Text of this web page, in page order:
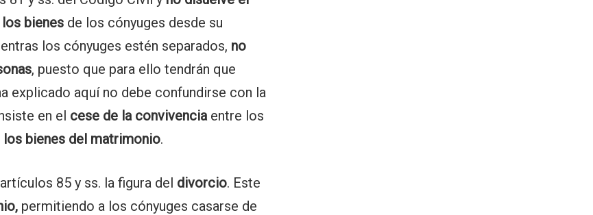
bienes de los cónyuges desde su
los cónyuges estén separados, no
, puesto que para ello tendrán que
explicado aquí no debe confundirse con la
en el cese de la convivenciaentre los
bienes del matrimonio.
85 y ss. la figura del divorcio. Este
permitiendo a los cónyuges casarse de